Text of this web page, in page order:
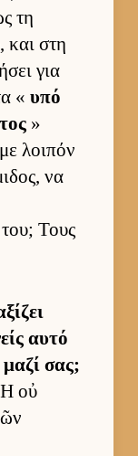
τη
και στη
για
« υπό
»
λοι­πόν
να
Τους
αυτό
σας;
Ἢ οὐ